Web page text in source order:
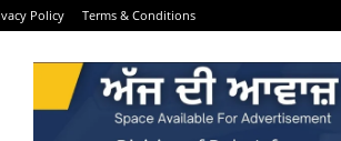
Policy Terms & Conditions